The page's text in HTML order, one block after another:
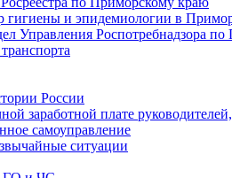
и эпидемиологии в
Управления Роспотребнадзора
России
заработной плате
самоуправление
ситуации